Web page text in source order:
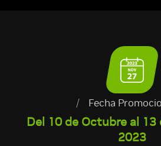
/ Fecha
Del 10 de Octubre al 13
2023